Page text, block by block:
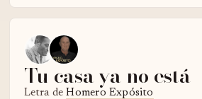
Tu casa ya no está
Letra deHomero Expósito